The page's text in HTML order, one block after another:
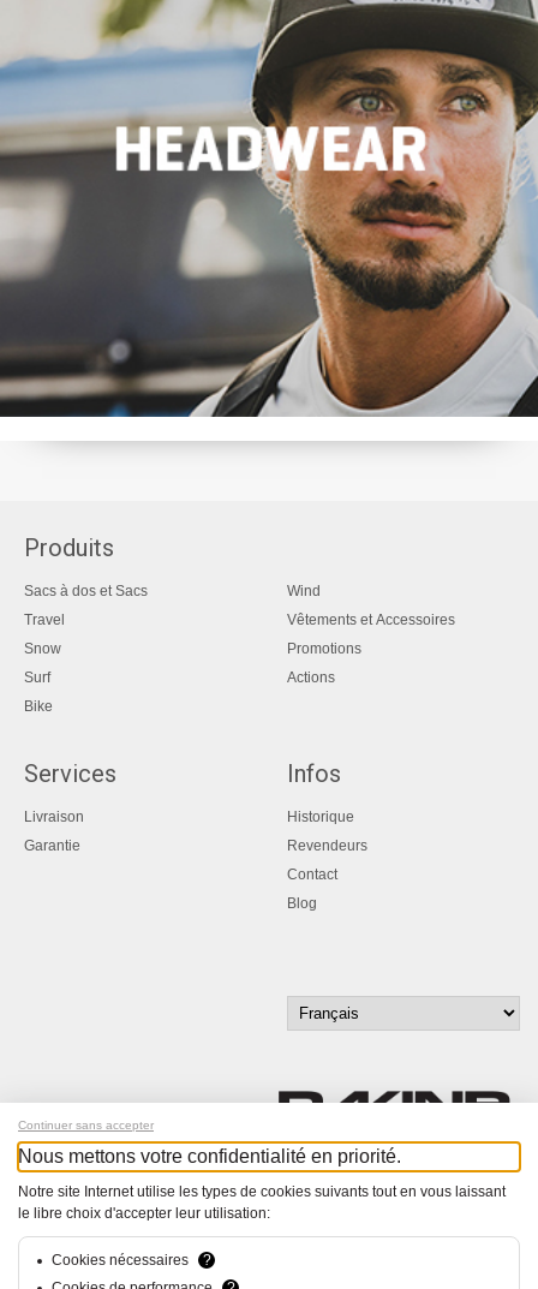
Produits
Sacs à dos et Sacs
Travel
Snow
Surf
Bike
Wind
Vêtements et Accessoires
Promotions
Actions
Services
Livraison
Garantie
Infos
Historique
Revendeurs
Contact
Blog
© Bucher+Walt 2011-2026
Tous droits réservés - Informations non contractuelles
Continuer sans accepter
Nous mettons votre confidentialité en priorité.
Notre site Internet utilise les types de cookies suivants tout en vous laissant
le libre choix d'accepter leur utilisation:
Cookies nécessaires
?